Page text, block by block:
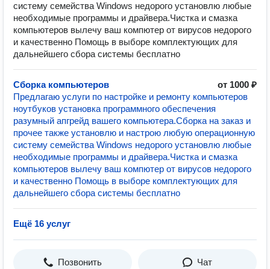
систему семейства Windows недорого установлю любые
необходимые программы и драйвера.Чистка и смазка
компьютеров вылечу ваш компютер от вирусов недорого
и качественно Помощь в выборе комплектующих для
дальнейшего сбора системы бесплатно
Сборка компьютеров
от 1000 ₽
Предлагаю услуги по настройке и ремонту компьютеров
ноутбуков установка программного обеспечения
разумный апгрейд вашего компьютера.Сборка на заказ и
прочее также установлю и настрою любую операционную
систему семейства Windows недорого установлю любые
необходимые программы и драйвера.Чистка и смазка
компьютеров вылечу ваш компютер от вирусов недорого
и качественно Помощь в выборе комплектующих для
дальнейшего сбора системы бесплатно
Ещё 16 услуг
Позвонить Чат